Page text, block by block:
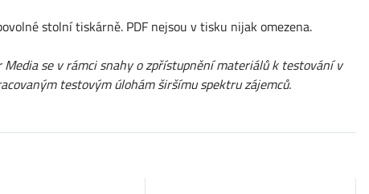
stolní tiskárně. PDF nejsou v tisku nijak omezena.
se v rámci snahy o zpřístupnění materiálů k testování v
testovým úlohám širšímu spektru zájemců.